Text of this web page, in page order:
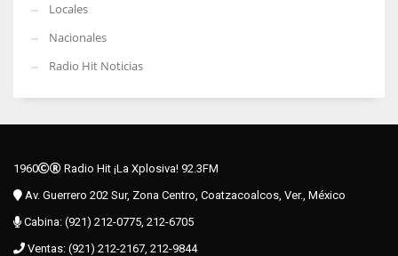
Locales
Nacionales
Radio Hit Noticias
1960
Radio Hit ¡La Xplosiva! 92.3FM
Av. Guerrero 202 Sur, Zona Centro, Coatzacoalcos, Ver., México
Cabina: (921) 212-0775, 212-6705
Ventas: (921) 212-2167, 212-9844